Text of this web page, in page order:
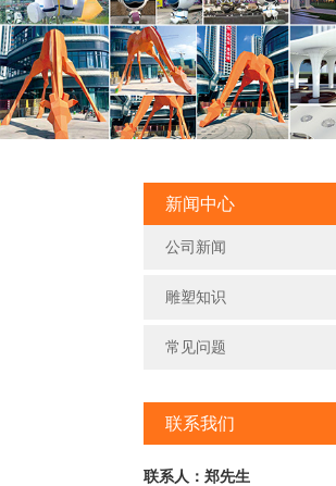
新闻中心
公司新闻
雕塑知识
常见问题
联系我们
联系人：郑先生